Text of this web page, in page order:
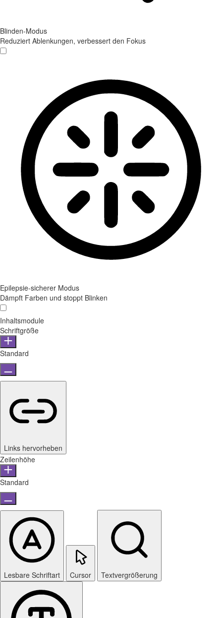
Blinden-Modus
Reduziert Ablenkungen, verbessert den Fokus
Epilepsie-sicherer Modus
Dämpft Farben und stoppt Blinken
Inhaltsmodule
Schriftgröße
Standard
Links hervorheben
Zeilenhöhe
Standard
Lesbare Schriftart Cursor Textvergrößerung